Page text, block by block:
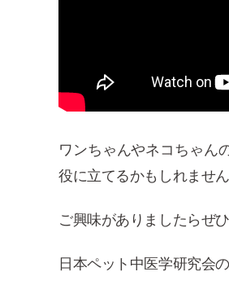
ワンちゃんやネコちゃん
役に立てるかもしれません
ご興味がありましたらぜ
日本ペット中医学研究会